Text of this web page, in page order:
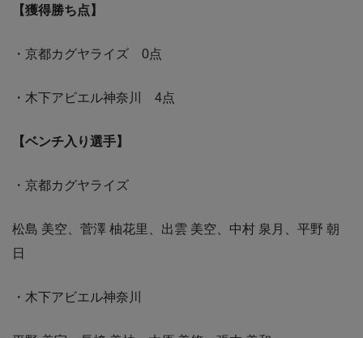
【獲得勝ち点】
・京都カグヤライズ 0点
・木下アビエル神奈川 4点
【ベンチ入り選手】
・京都カグヤライズ
松島 美空、菅澤 柚花里、出雲 美空、中村 泉月、平野 朝
日
・木下アビエル神奈川